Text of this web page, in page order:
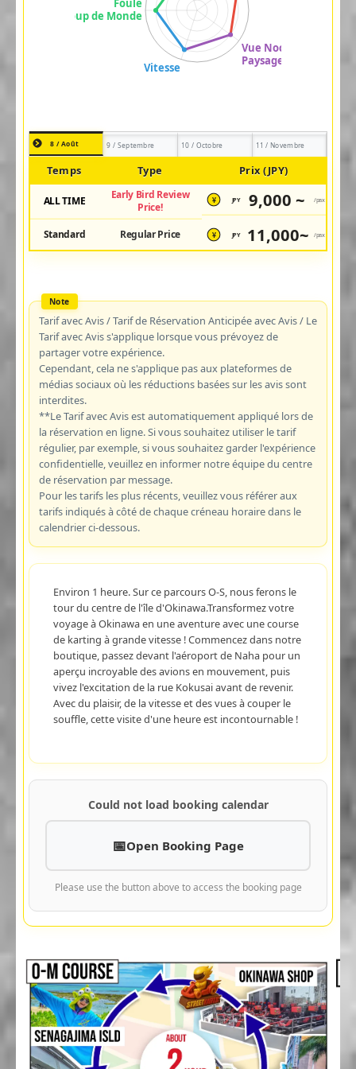
8 / Août 9 / Septembre 10 / Octobre 11 / Novembre
Temps Type Prix (JPY)
ALL TIME
Early Bird Review
Price!
¥ JPY 9,000 ~ /pax
Standard Regular Price ¥ JPY 11,000~ /pax
Tarif avec Avis / Tarif de Réservation Anticipée avec Avis / Le
Tarif avec Avis s'applique lorsque vous prévoyez de
partager votre expérience.
Cependant, cela ne s'applique pas aux plateformes de
médias sociaux où les réductions basées sur les avis sont
interdites.
**Le Tarif avec Avis est automatiquement appliqué lors de
la réservation en ligne. Si vous souhaitez utiliser le tarif
régulier, par exemple, si vous souhaitez garder l'expérience
confidentielle, veuillez en informer notre équipe du centre
de réservation par message.
Pour les tarifs les plus récents, veuillez vous référer aux
tarifs indiqués à côté de chaque créneau horaire dans le
calendrier ci-dessous.
Environ 1 heure. Sur ce parcours O-S, nous ferons le
tour du centre de l'île d'Okinawa.Transformez votre
voyage à Okinawa en une aventure avec une course
de karting à grande vitesse ! Commencez dans notre
boutique, passez devant l'aéroport de Naha pour un
aperçu incroyable des avions en mouvement, puis
vivez l'excitation de la rue Kokusai avant de revenir.
Avec du plaisir, de la vitesse et des vues à couper le
souffle, cette visite d'une heure est incontournable !
Could not load booking calendar
Open Booking Page
Please use the button above to access the booking page